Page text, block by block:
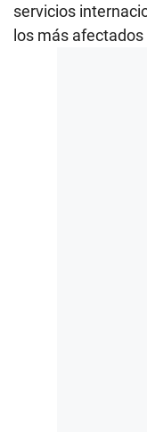
servicios
los más afectados